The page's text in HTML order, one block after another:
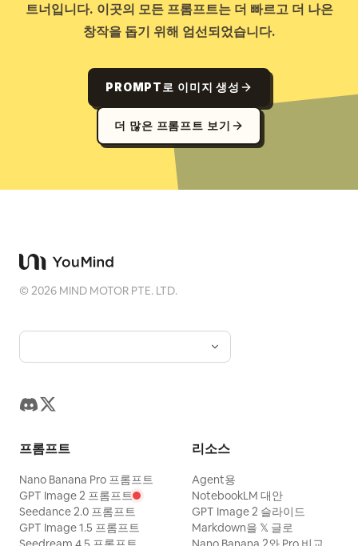
트너입니다. 이곳의 모든 프롬프트는 더 빠르고 더 나은
창작을 돕기 위해 엄선되었습니다.
PROMPT로 이미지 생성
더 많은 프롬프트 보기
©2026 MIND MOTOR PTE. LTD.
프롬프트
Nano Banana Pro 프롬프트
GPT Image 2 프롬프트
Seedance 2.0 프롬프트
GPT Image 1.5 프롬프트
리소스
Agent용
NotebookLM 대안
GPT Image 2 슬라이드
Markdown을 𝕏 글로